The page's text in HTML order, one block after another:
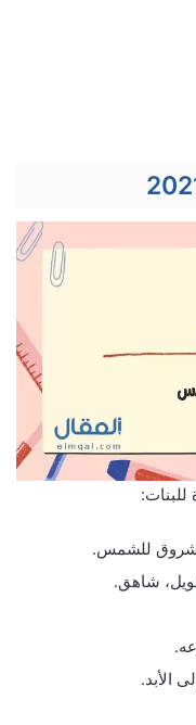
شروق للشمس.
طويل، شاهق.
الأبد.